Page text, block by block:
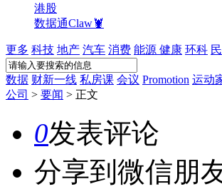
港股
数据通Claw🦞
更多 科技 地产 汽车 消费 能源 健康 环科
数据 财新一线 私房课 会议 Promotion 运动
公司 > 要闻 > 正文
0发表评论
分享到微信朋